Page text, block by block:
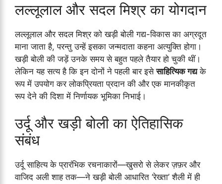
लल्लूलाल और सदल मिश्र का योगदान
लल्लूलाल और सदल मिश्र को खड़ी बोली गद्य-विकास का अग्रदूत
माना जाता है, परन्तु उन्हें इसका जन्मदाता कहना अत्युक्ति होगा।
खड़ी बोली की जड़ें उनके समय से बहुत पहले तैयार हो चुकी थीं।
लेकिन यह सत्य है कि इन दोनों ने पहली बार इसेसाहित्यिक गद्यके
रूप में उपयोग कर लोकप्रियता प्रदान की और एक मानकीकृत
रूप देने की दिशा में निर्णायक भूमिका निभाई।
उर्दू और खड़ी बोली का ऐतिहासिक
संबंध
उर्दू साहित्य के प्रारंभिक रचनाकारों—खुसरो से लेकर ज़फ़र और
वाजिद अली शाह तक—ने खड़ी बोली आधारित ‘रेख्ता’ शैली में ही